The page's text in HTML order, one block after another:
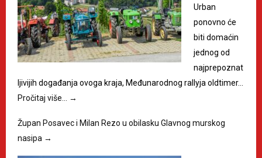
Urban
ponovno će
biti domaćin
jednog od
najprepoznat
ljivijih događanja ovoga kraja, Međunarodnog rallyja oldtimer…
Pročitaj više…
→
Župan Posavec i Milan Rezo u obilasku Glavnog murskog
nasipa →